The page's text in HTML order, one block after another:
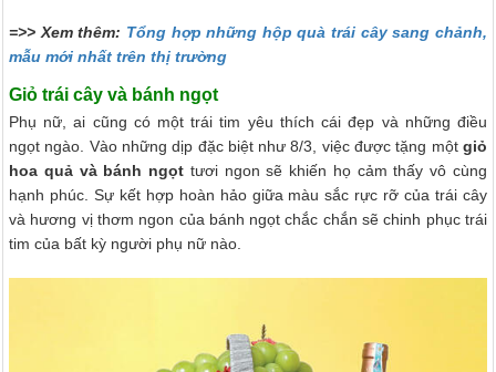
=>> Xem thêm: Tổng hợp những hộp quà trái cây sang chảnh,
mẫu mới nhất trên thị trường
Giỏ trái cây và bánh ngọt
Phụ nữ, ai cũng có một trái tim yêu thích cái đẹp và những điều
ngọt ngào. Vào những dịp đặc biệt như 8/3, việc được tặng một giỏ
hoa quả và bánh ngọt tươi ngon sẽ khiến họ cảm thấy vô cùng
hạnh phúc. Sự kết hợp hoàn hảo giữa màu sắc rực rỡ của trái cây
và hương vị thơm ngon của bánh ngọt chắc chắn sẽ chinh phục trái
tim của bất kỳ người phụ nữ nào.